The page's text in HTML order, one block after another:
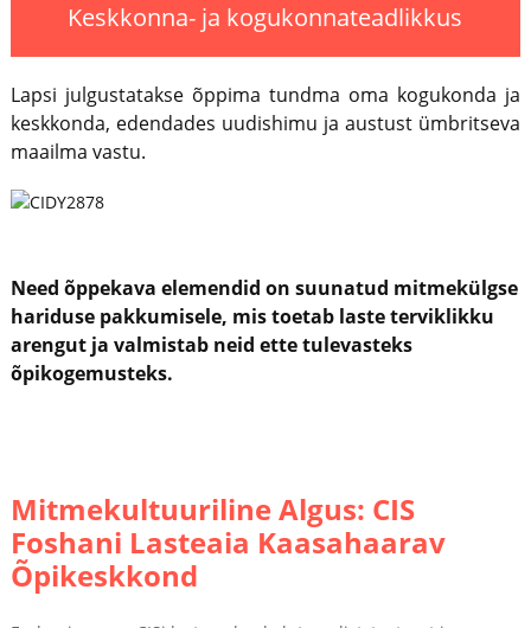
Keskkonna- ja kogukonnateadlikkus
Lapsi julgustatakse õppima tundma oma kogukonda ja
keskkonda, edendades uudishimu ja austust ümbritseva
maailma vastu.
Need õppekava elemendid on suunatud mitmekülgse
hariduse pakkumisele, mis toetab laste terviklikku
arengut ja valmistab neid ette tulevasteks
õpikogemusteks.
Mitmekultuuriline Algus: CIS
Foshani Lasteaia Kaasahaarav
Õpikeskkond